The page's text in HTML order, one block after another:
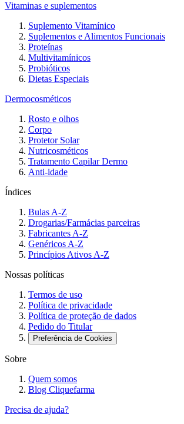
Vitaminas e suplementos
Suplemento Vitamínico
Suplementos e Alimentos Funcionais
Proteínas
Multivitamínicos
Probióticos
Dietas Especiais
Dermocosméticos
Rosto e olhos
Corpo
Protetor Solar
Nutricosméticos
Tratamento Capilar Dermo
Anti-idade
Índices
Bulas A-Z
Drogarias/Farmácias parceiras
Fabricantes A-Z
Genéricos A-Z
Princípios Ativos A-Z
Nossas políticas
Termos de uso
Política de privacidade
Política de proteção de dados
Pedido do Titular
Preferência de Cookies
Sobre
Quem somos
Blog Cliquefarma
Precisa de ajuda?